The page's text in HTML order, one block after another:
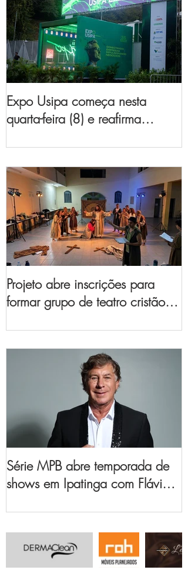
Expo Usipa começa nesta
quarta-feira (8) e reafirma
prestação de serviços de Minas
Gerais
Projeto abre inscrições para
formar grupo de teatro cristão
Série MPB abre temporada de
shows em Ipatinga com Flávio